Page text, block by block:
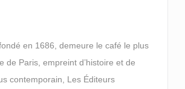
en 1686, demeure le café le plus
de Paris, empreint d’histoire et de
contemporain, Les Éditeurs